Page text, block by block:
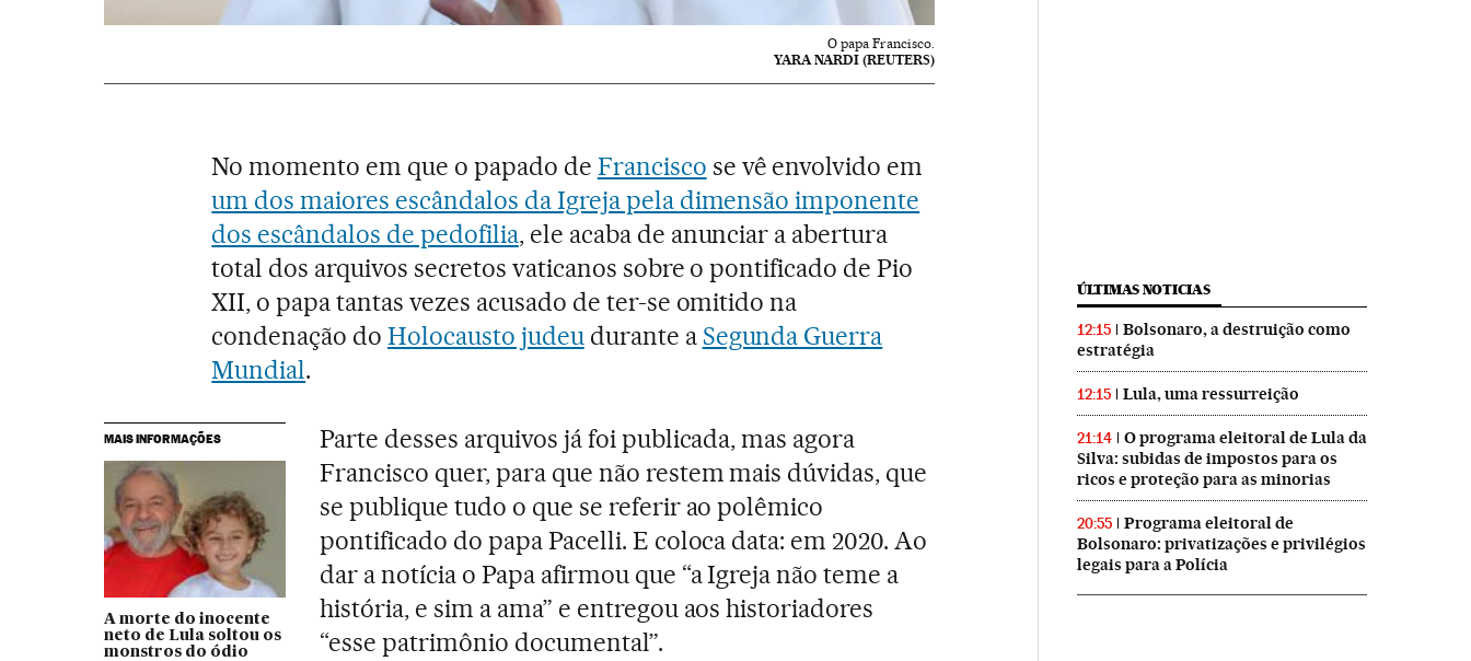
O papa Francisco.
YARA NARDI (REUTERS)
No momento em que o papado de Francisco se vê envolvido em
um dos maiores escândalos da Igreja pela dimensão imponente
dos escândalos de pedofilia, ele acaba de anunciar a abertura
total dos arquivos secretos vaticanos sobre o pontificado de Pio
XII, o papa tantas vezes acusado de ter-se omitido na
condenação doHolocausto judeudurante a Segunda Guerra
Mundial.
MAIS INFORMAÇÕES
A morte do inocente
neto de Lula soltou os
monstros do ódio
Parte desses arquivos já foi publicada, mas agora
Francisco quer, para que não restem mais dúvidas, que
se publique tudo o que se referir ao polêmico
pontificado do papa Pacelli. E coloca data: em 2020. Ao
dar a notícia o Papa afirmou que “a Igreja não teme a
história, e sim a ama” e entregou aos historiadores
“esse patrimônio documental”.
ÚLTIMAS NOTICIAS
12:15
Bolsonaro, a destruição como
estratégia
12:15 Lula, uma ressurreição
21:14
O programa eleitoral de Lula da
Silva: subidas de impostos para os
ricos e proteção para as minorias
20:55
Programa eleitoral de
Bolsonaro: privatizações e privilégios
legais para a Polícia